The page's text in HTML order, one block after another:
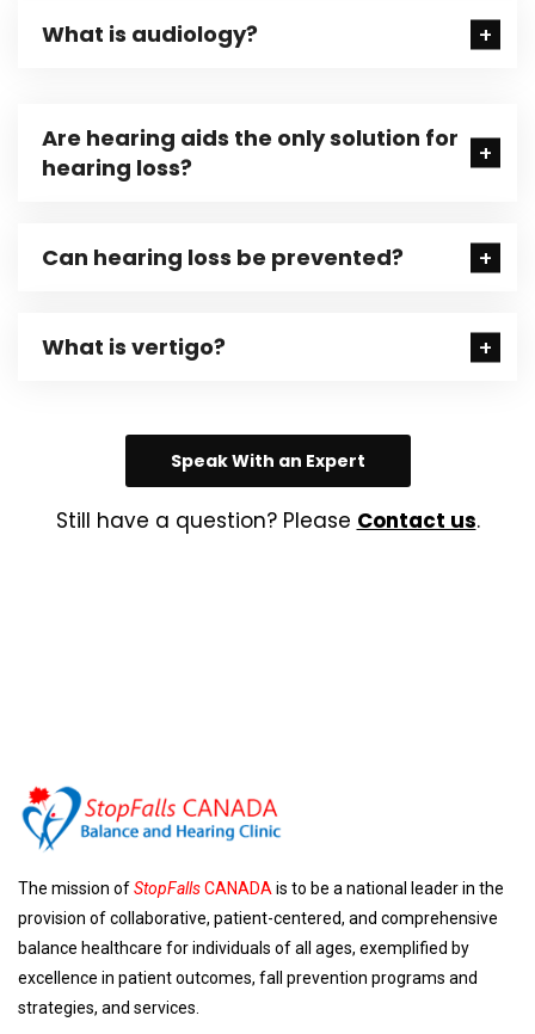
What is audiology?
Are hearing aids the only solution for
hearing loss?
Can hearing loss be prevented?
What is vertigo?
Speak With an Expert
Still have a question? Please Contact us.
The mission ofStopFallsCANADA is to be a national leader in the
provision of collaborative, patient-centered, and comprehensive
balance healthcare for individuals of all ages, exemplified by
excellence in patient outcomes, fall prevention programs and
strategies, and services.